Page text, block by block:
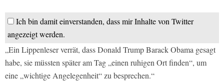
Ich bin damit einverstanden, dass mir Inhalte von Twitter
angezeigt werden.
„Ein Lippenleser verrät, dass Donald Trump Barack Obama gesagt
habe, sie müssten später am Tag „einen ruhigen Ort finden“, um
eine „wichtige Angelegenheit“ zu besprechen.“